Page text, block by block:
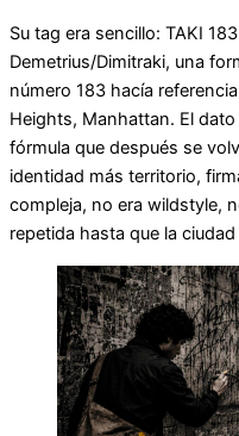
Su tag era sencillo: TAKI
Demetrius/Dimitraki, una
número 183 hacía
Heights, Manhattan. El
fórmula que después se
identidad más territorio,
compleja, no era wildstyle,
repetida hasta que la